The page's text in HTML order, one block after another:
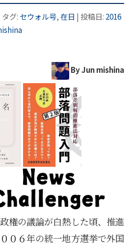
タグ: セウォル号,在日 | 投稿日: 2016
By Jun mishina
権の議論が白熱した頃、推進
０６年の統一地方選挙で外国